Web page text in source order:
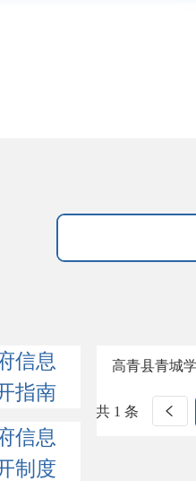
信息
指南
信息
制度
高青县青城
共 1 条